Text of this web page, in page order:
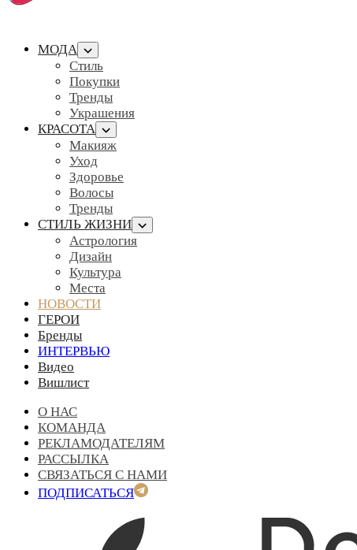
МОДА
Стиль
Покупки
Тренды
Украшения
КРАСОТА
Макияж
Уход
Здоровье
Волосы
Тренды
СТИЛЬ ЖИЗНИ
Астрология
Дизайн
Культура
Места
НОВОСТИ
ГЕРОИ
Бренды
ИНТЕРВЬЮ
Видео
Вишлист
О НАС
КОМАНДА
РЕКЛАМОДАТЕЛЯМ
РАССЫЛКА
СВЯЗАТЬСЯ С НАМИ
ПОДПИСАТЬСЯ